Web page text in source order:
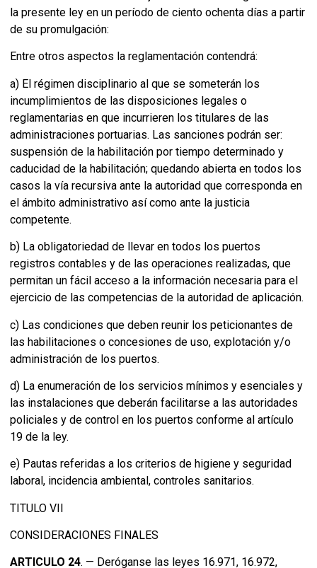
la presente ley en un período de ciento ochenta días a partir
de su promulgación:
Entre otros aspectos la reglamentación contendrá:
a) El régimen disciplinario al que se someterán los
incumplimientos de las disposiciones legales o
reglamentarias en que incurrieren los titulares de las
administraciones portuarias. Las sanciones podrán ser:
suspensión de la habilitación por tiempo determinado y
caducidad de la habilitación; quedando abierta en todos los
casos la vía recursiva ante la autoridad que corresponda en
el ámbito administrativo así como ante la justicia
competente.
b) La obligatoriedad de llevar en todos los puertos
registros contables y de las operaciones realizadas, que
permitan un fácil acceso a la información necesaria para el
ejercicio de las competencias de la autoridad de aplicación.
c) Las condiciones que deben reunir los peticionantes de
las habilitaciones o concesiones de uso, explotación y/o
administración de los puertos.
d) La enumeración de los servicios mínimos y esenciales y
las instalaciones que deberán facilitarse a las autoridades
policiales y de control en los puertos conforme al artículo
19 de la ley.
e) Pautas referidas a los criterios de higiene y seguridad
laboral, incidencia ambiental, controles sanitarios.
TITULO VII
CONSIDERACIONES FINALES
ARTICULO 24. — Deróganse las leyes 16.971, 16.972,